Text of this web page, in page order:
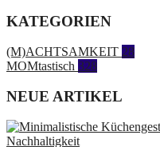
KATEGORIEN
(M)ACHTSAMKEIT 28
MOMtastisch 328
NEUE ARTIKEL